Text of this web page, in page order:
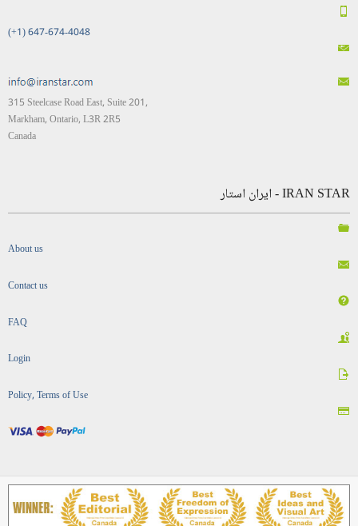
(+1) 647-674-4048
315 Steelcase Road East, Suite 201,
Markham, Ontario, L3R 2R5
Canada
IRAN STAR - ایران استار
About us
Contact us
FAQ
Login
Policy, Terms of Use